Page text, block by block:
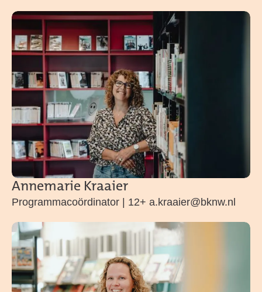
Annemarie Kraaier
Programmacoördinator | 12+ a.kraaier@bknw.nl